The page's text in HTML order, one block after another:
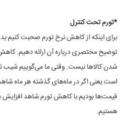
*تورم تحت کنترل
برای اینکه از کاهش نرخ تورم صحبت کنیم
توضیح مختصری درباره آن ارائه دهیم.
شدن کالاها نیست. وقتی ما می‌گوییم شیب
قیمت‌ها بودیم با کاهش تورم شاهد
هستیم.